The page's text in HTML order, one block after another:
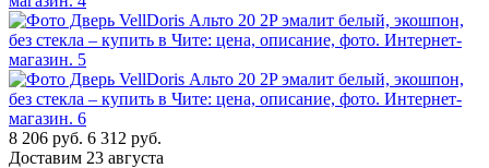
8 206 руб. 6 312 руб.
Доставим 23 августа